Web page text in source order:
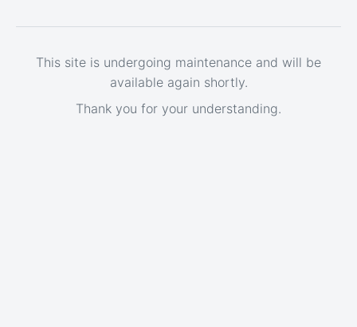
This site is undergoing maintenance and will be
available again shortly.
Thank you for your understanding.